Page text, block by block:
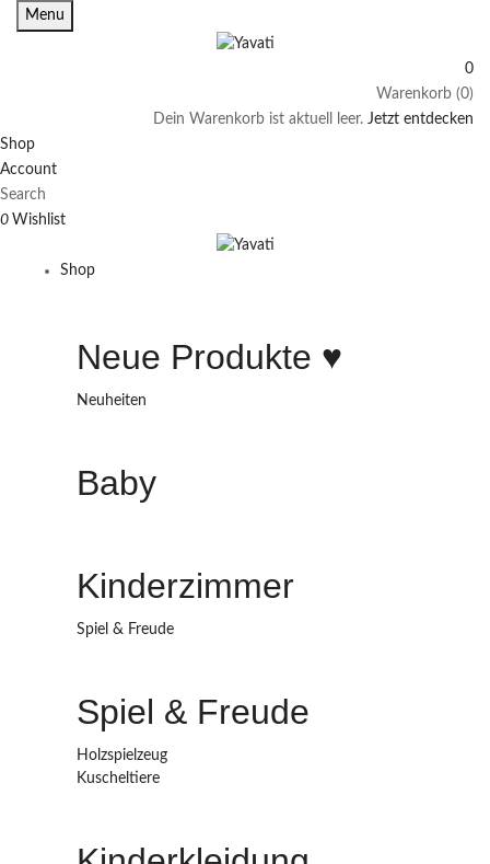
Menu
0
Warenkorb (0)
Dein Warenkorb ist aktuell leer. Jetzt entdecken
Shop
Account
Search
0 Wishlist
Shop
Neue Produkte ♥️
Neuheiten
Baby
Kinderzimmer
Spiel & Freude
Spiel & Freude
Holzspielzeug
Kuscheltiere